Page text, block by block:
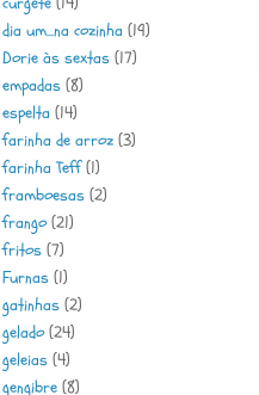
dia um...na cozinha (19)
Dorie às sextas (17)
empadas (8)
espelta (14)
farinha de arroz (3)
farinha Teff (1)
framboesas (2)
frango (21)
fritos (7)
Furnas (1)
gatinhas (2)
gelado (24)
geleias (4)
gengibre (8)